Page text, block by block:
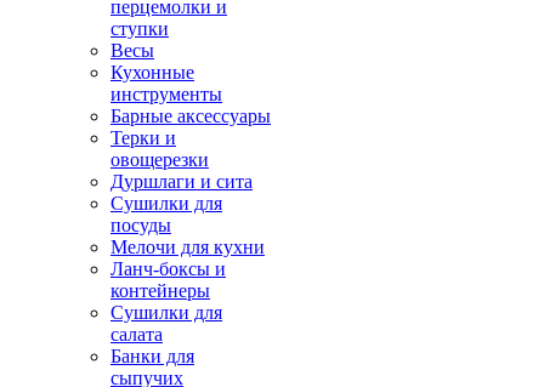
перцемолки и
ступки
Весы
Кухонные
инструменты
Барные аксессуары
Терки и
овощерезки
Дуршлаги и сита
Сушилки для
посуды
Мелочи для кухни
Ланч-боксы и
контейнеры
Сушилки для
салата
Банки для
сыпучих